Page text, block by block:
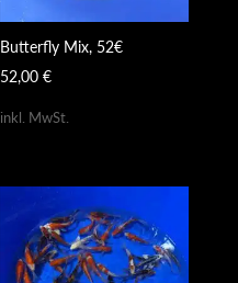
Butterfly Mix, 52€
52,00€
inkl. MwSt.